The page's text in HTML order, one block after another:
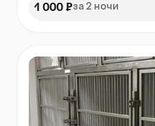
1 000 ₽за 2 ночи